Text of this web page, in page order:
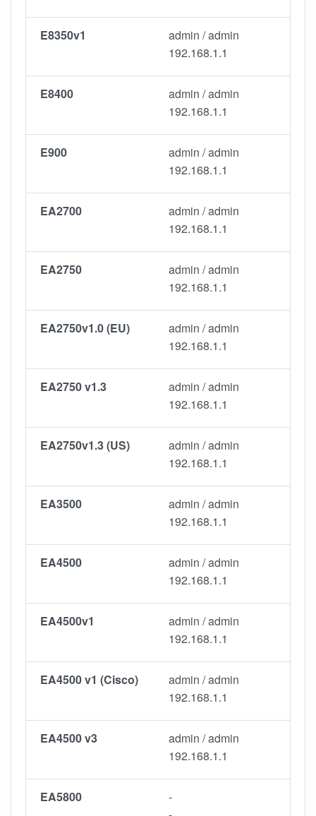
E8350v1
admin / admin
192.168.1.1
E8400
admin / admin
192.168.1.1
E900
admin / admin
192.168.1.1
EA2700
admin / admin
192.168.1.1
EA2750
admin / admin
192.168.1.1
EA2750v1.0 (EU)
admin / admin
192.168.1.1
EA2750 v1.3
admin / admin
192.168.1.1
EA2750v1.3 (US)
admin / admin
192.168.1.1
EA3500
admin / admin
192.168.1.1
EA4500
admin / admin
192.168.1.1
EA4500v1
admin / admin
192.168.1.1
EA4500 v1 (Cisco)
admin / admin
192.168.1.1
EA4500 v3
admin / admin
192.168.1.1
EA5800
-